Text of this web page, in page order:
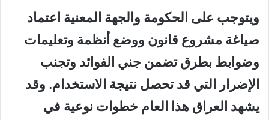
ويتوجب على الحكومة والجهة المعنية اعتماد
صياغة مشروع قانون ووضع أنظمة وتعليمات
وضوابط بطرق تضمن جني الفوائد وتجنب
الإضرار التي قد تحصل نتيجة الاستخدام. وقد
يشهد العراق هذا العام خطوات نوعية في